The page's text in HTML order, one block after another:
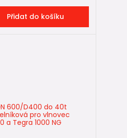
Přidat do košíku